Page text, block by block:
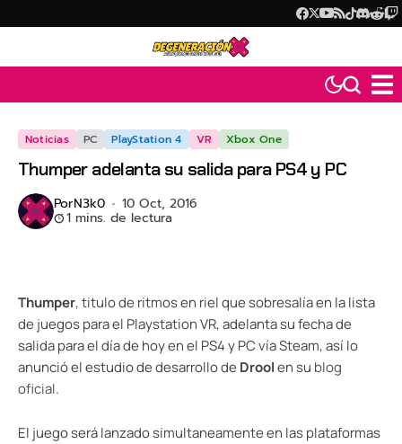
Noticias PC PlayStation 4 VR Xbox One
Thumper adelanta su salida para PS4 y PC
PorN3k0 10 Oct, 2016
1 mins. de lectura
Thumper, titulo de ritmos en riel que sobresalía en la lista
de juegos para el Playstation VR, adelanta su fecha de
salida para el día de hoy en el PS4 y PC vía Steam, así lo
anunció el estudio de desarrollo de Droolen su blog
oficial.
El juego será lanzado simultaneamente en las plataformas